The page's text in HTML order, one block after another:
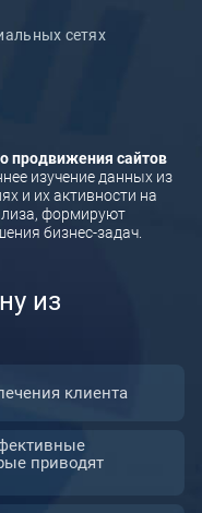
сетях
продвижения сайтов
изучение данных из
и их активности на
формируют
бизнес-задач.
из
клиента
приводят